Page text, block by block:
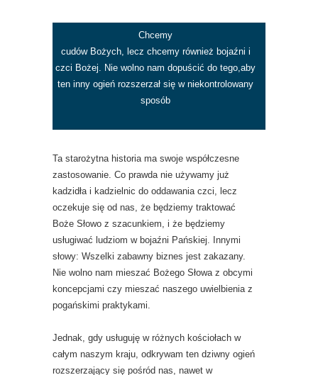
Chcemy
cudów Bożych, lecz chcemy również bojaźni i
czci Bożej. Nie wolno nam dopuścić do tego,aby
ten inny ogień rozszerzał się w niekontrolowany
sposób
Ta starożytna historia ma swoje współczesne
zastosowanie. Co prawda nie używamy już
kadzidła i kadzielnic do oddawania czci, lecz
oczekuje się od nas, że będziemy traktować
Boże Słowo z szacunkiem, i że będziemy
usługiwać ludziom w bojaźni Pańskiej. Innymi
słowy: Wszelki zabawny biznes jest zakazany.
Nie wolno nam mieszać Bożego Słowa z obcymi
koncepcjami czy mieszać naszego uwielbienia z
pogańskimi praktykami.
Jednak, gdy usługuję w różnych kościołach w
całym naszym kraju, odkrywam ten dziwny ogień
rozszerzający się pośród nas, nawet w